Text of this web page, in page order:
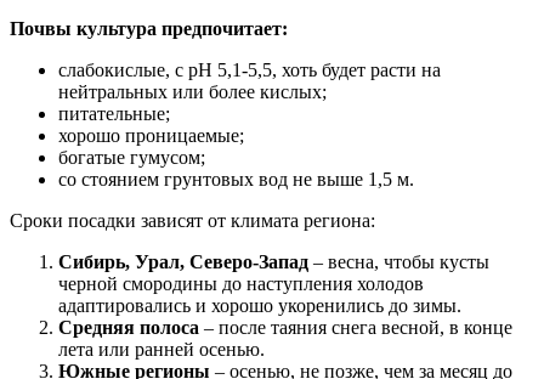
Почвы культура предпочитает:
слабокислые, с pH 5,1-5,5, хоть будет расти на
нейтральных или более кислых;
питательные;
хорошо проницаемые;
богатые гумусом;
со стоянием грунтовых вод не выше 1,5 м.
Сроки посадки зависят от климата региона:
Сибирь, Урал, Северо-Запад – весна, чтобы кусты
черной смородины до наступления холодов
адаптировались и хорошо укоренились до зимы.
Средняя полоса – после таяния снега весной, в конце
лета или ранней осенью.
Южные регионы – осенью, не позже, чем за месяц до